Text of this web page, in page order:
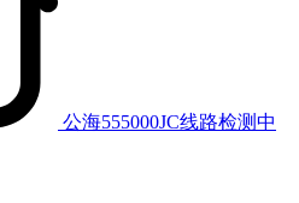
公海555000JC线路检测中